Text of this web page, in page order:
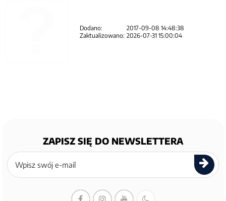
Dodano:
2017-09-08 14:48:38
Zaktualizowano: 2026-07-31 15:00:04
ZAPISZ SIĘ DO NEWSLETTERA
Zapisz
się
newslettera